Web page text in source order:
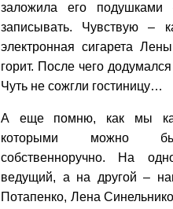
заложила его подушками
записывать. Чувствую –
электронная сигарета
горит. После чего
Чуть не сожгли гостиницу…
А еще помню, как мы
которыми можно
собственноручно. На
ведущий, а на другой –
Потапенко, Лена